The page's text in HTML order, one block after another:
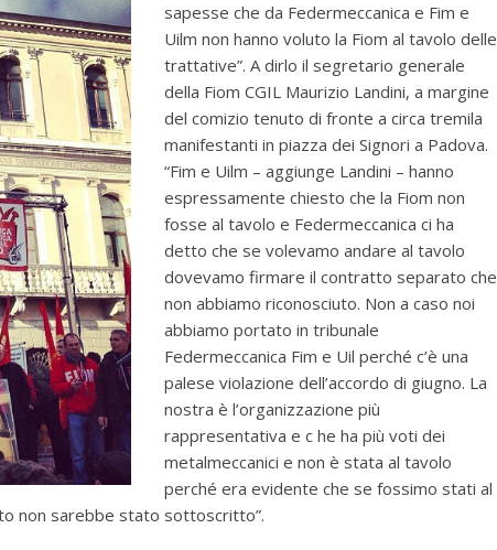
sapesse che da Federmeccanica e Fim e
Uilm non hanno voluto la Fiom al tavolo delle
trattative”. A dirlo il segretario generale
della Fiom CGIL Maurizio Landini, a margine
del comizio tenuto di fronte a circa tremila
manifestanti in piazza dei Signori a Padova.
“Fim e Uilm – aggiunge Landini – hanno
espressamente chiesto che la Fiom non
fosse al tavolo e Federmeccanica ci ha
detto che se volevamo andare al tavolo
dovevamo firmare il contratto separato che
non abbiamo riconosciuto. Non a caso noi
abbiamo portato in tribunale
Federmeccanica Fim e Uil perché c’è una
palese violazione dell’accordo di giugno. La
nostra è l’organizzazione più
rappresentativa e c he ha più voti dei
metalmeccanici e non è stata al tavolo
perché era evidente che se fossimo stati al
non sarebbe stato sottoscritto”.